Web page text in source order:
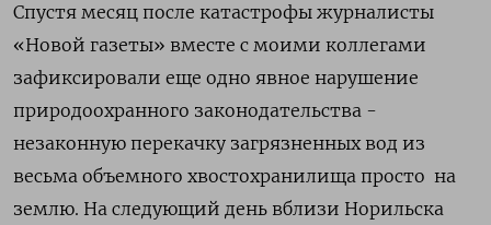
Спустя месяц после катастрофы журналисты
«Новой газеты» вместе с моими коллегами
зафиксировали еще одно явное нарушение
природоохранного законодательства -
незаконную перекачку загрязненных вод из
весьма объемного хвостохранилища просто на
землю. На следующий день вблизи Норильска